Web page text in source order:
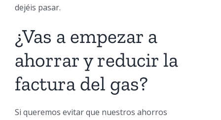
dejéis pasar.
¿Vas a empezar a
ahorrar y reducir la
factura del gas?
Si queremos evitar que nuestros ahorros